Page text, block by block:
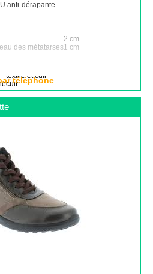
anti-dérapante
2 cm
des métatarses1 cm
textile et cuir
cuirtéléphone